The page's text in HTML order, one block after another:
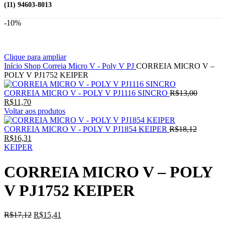
(11) 94603-8013
-10%
Clique para ampliar
Início Shop Correia Micro V - Poly V PJ CORREIA MICRO V –
POLY V PJ1752 KEIPER
CORREIA MICRO V - POLY V PJ1116 SINCRO R$13,00O
R$11,70O
preço
atual
é:
Voltar aos produtos
CORREIA MICRO V - POLY V PJ1854 KEIPER R$18,12O
R$16,31
preço
é:
R$16,31.
KEIPER
CORREIA MICRO V – POLY
V PJ1752 KEIPER
R$17,12 O
R$15,41